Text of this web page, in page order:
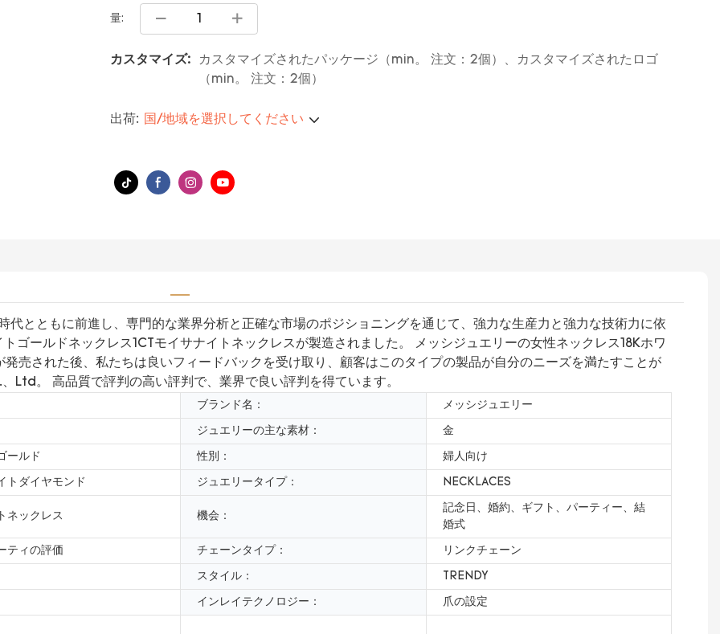
量:
カスタマイズ:
カスタマイズされたパッケージ（min。 注文：2個）、カスタマイズされたロゴ
（min。 注文：2個）
出荷: 国/地域を選択してください
とともに前進し、専門的な業界分析と正確な市場のポジショニングを通じて、強力な生産力と強力な技術力に依
ゴールドネックレス1CTモイサナイトネックレスが製造されました。 メッシジュエリーの女性ネックレス18Kホワ
売された後、私たちは良いフィードバックを受け取り、顧客はこのタイプの製品が自分のニーズを満たすことが
。 高品質で評判の高い評判で、業界で良い評判を得ています。
ブランド名： メッシジュエリー
ジュエリーの主な素材： 金
ールド 性別： 婦人向け
トダイヤモンド ジュエリータイプ： NECKLACES
ネックレス 機会：
記念日、婚約、ギフト、パーティー、結
婚式
ティの評価 チェーンタイプ： リンクチェーン
スタイル： TRENDY
インレイテクノロジー： 爪の設定